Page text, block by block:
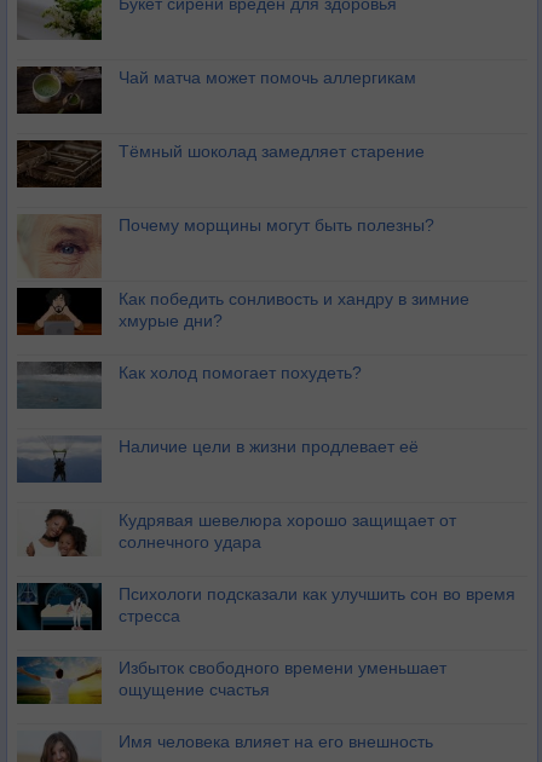
Чай матча может помочь аллергикам
Тёмный шоколад замедляет старение
Почему морщины могут быть полезны?
Как победить сонливость и хандру в зимние
хмурые дни?
Как холод помогает похудеть?
Наличие цели в жизни продлевает её
Кудрявая шевелюра хорошо защищает от
солнечного удара
Психологи подсказали как улучшить сон во время
стресса
Избыток свободного времени уменьшает
ощущение счастья
Имя человека влияет на его внешность